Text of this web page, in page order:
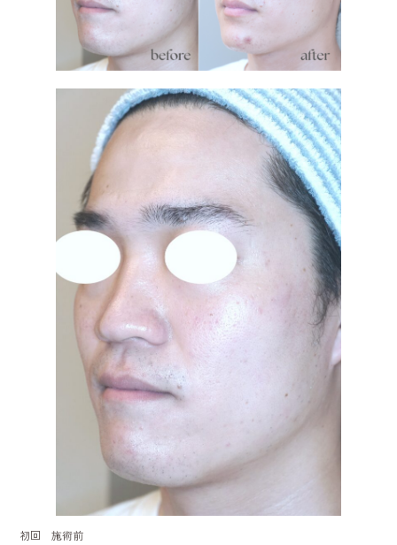
初回 施術前